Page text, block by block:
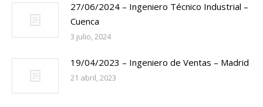
27/06/2024 – Ingeniero Técnico Industrial –
Cuenca
3 julio, 2024
19/04/2023 – Ingeniero de Ventas – Madrid
21 abril, 2023